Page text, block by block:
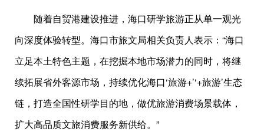
随着自贸港建设推进，海口研学旅游正从单一观光
向深度体验转型。海口市旅文局相关负责人表示：“海口
立足本土特色主题，在挖掘本地市场潜力的同时，将继
续拓展省外客源市场，持续优化海口‘旅游+’‘+旅游’生态
链，打造全国性研学目的地，做优旅游消费场景载体，
扩大高品质文旅消费服务新供给。”